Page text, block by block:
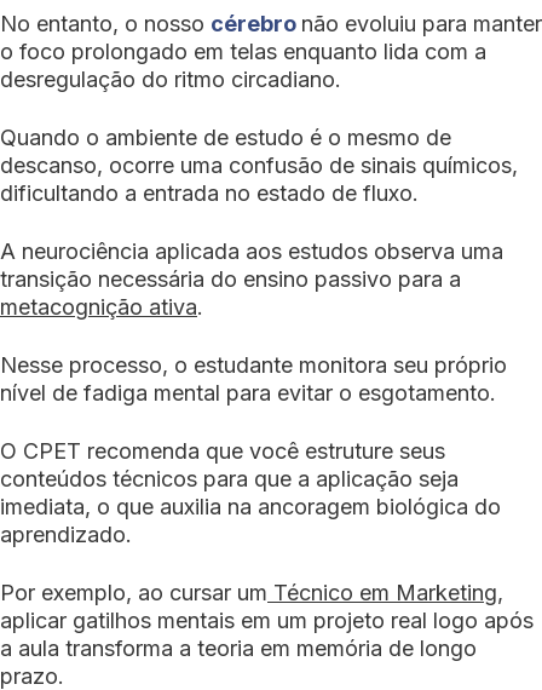
No entanto, o nosso cérebro não evoluiu para manter
o foco prolongado em telas enquanto lida com a
desregulação do ritmo circadiano.
Quando o ambiente de estudo é o mesmo de
descanso, ocorre uma confusão de sinais químicos,
dificultando a entrada no estado de fluxo.
A neurociência aplicada aos estudos observa uma
transição necessária do ensino passivo para a
metacognição ativa.
Nesse processo, o estudante monitora seu próprio
nível de fadiga mental para evitar o esgotamento.
O CPET recomenda que você estruture seus
conteúdos técnicos para que a aplicação seja
imediata, o que auxilia na ancoragem biológica do
aprendizado.
Por exemplo, ao cursar um Técnico em Marketing,
aplicar gatilhos mentais em um projeto real logo após
a aula transforma a teoria em memória de longo
prazo.